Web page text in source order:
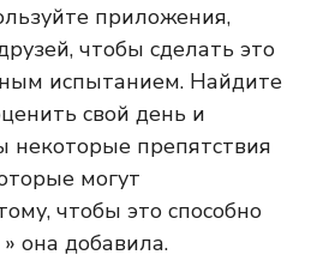
приложения,
чтобы сделать это
испытанием. Найдите
свой день и
препятствия
могут
чтобы это способно
она добавила.